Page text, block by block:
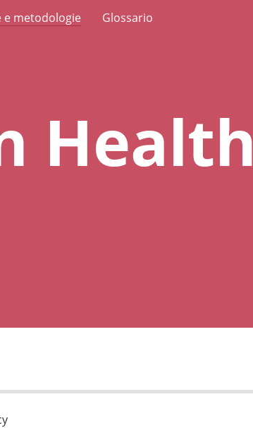
e metodologie Glossario
Health